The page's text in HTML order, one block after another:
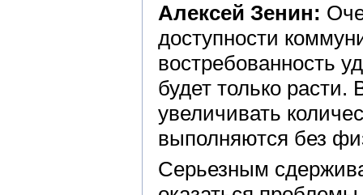
Алексей Зенин:
доступности
востребованность
будет только расти.
увеличивать
выполняются без
Серьезным